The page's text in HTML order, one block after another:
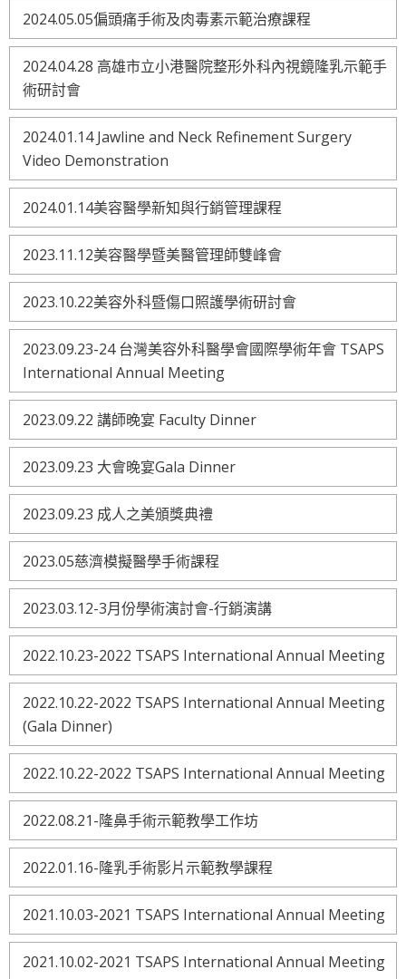
2024.05.05偏頭痛手術及肉毒素示範治療課程
2024.04.28 高雄市立小港醫院整形外科內視鏡隆乳示範手
術研討會
2024.01.14 Jawline and Neck Refinement Surgery
Video Demonstration
2024.01.14美容醫學新知與行銷管理課程
2023.11.12美容醫學暨美醫管理師雙峰會
2023.10.22美容外科暨傷口照護學術研討會
2023.09.23-24 台灣美容外科醫學會國際學術年會 TSAPS
International Annual Meeting
2023.09.22 講師晚宴 Faculty Dinner
2023.09.23 大會晚宴Gala Dinner
2023.09.23 成人之美頒獎典禮
2023.05慈濟模擬醫學手術課程
2023.03.12-3月份學術演討會-行銷演講
2022.10.23-2022 TSAPS International Annual Meeting
2022.10.22-2022 TSAPS International Annual Meeting
(Gala Dinner)
2022.10.22-2022 TSAPS International Annual Meeting
2022.08.21-隆鼻手術示範教學工作坊
2022.01.16-隆乳手術影片示範教學課程
2021.10.03-2021 TSAPS International Annual Meeting
2021.10.02-2021 TSAPS International Annual Meeting